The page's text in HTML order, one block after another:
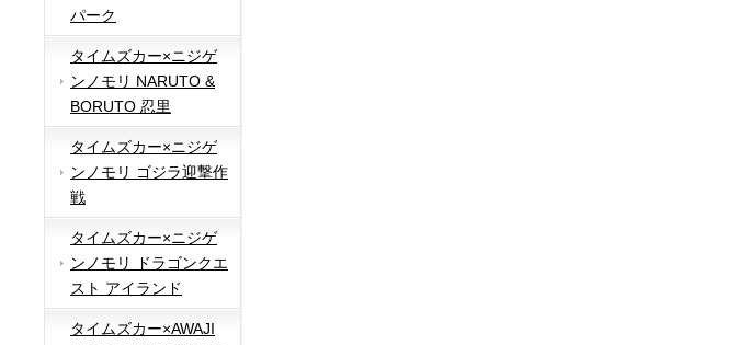
パーク
タイムズカー×ニジゲ
ンノモリ NARUTO &
BORUTO 忍里
タイムズカー×ニジゲ
ンノモリ ゴジラ迎撃作
戦
タイムズカー×ニジゲ
ンノモリ ドラゴンクエ
スト アイランド
タイムズカー×AWAJI